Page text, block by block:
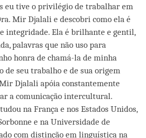
eu tive o privilégio de trabalhar em
Mir Djalali e descobri como ela é
integridade. Ela é brilhante e gentil,
palavras que não uso para
honra de chamá-la de minha
de seu trabalho e de sua origem
Djalali apóia constantemente
a comunicação intercultural.
na França e nos Estados Unidos,
e na Universidade de
com distinção em linguística na